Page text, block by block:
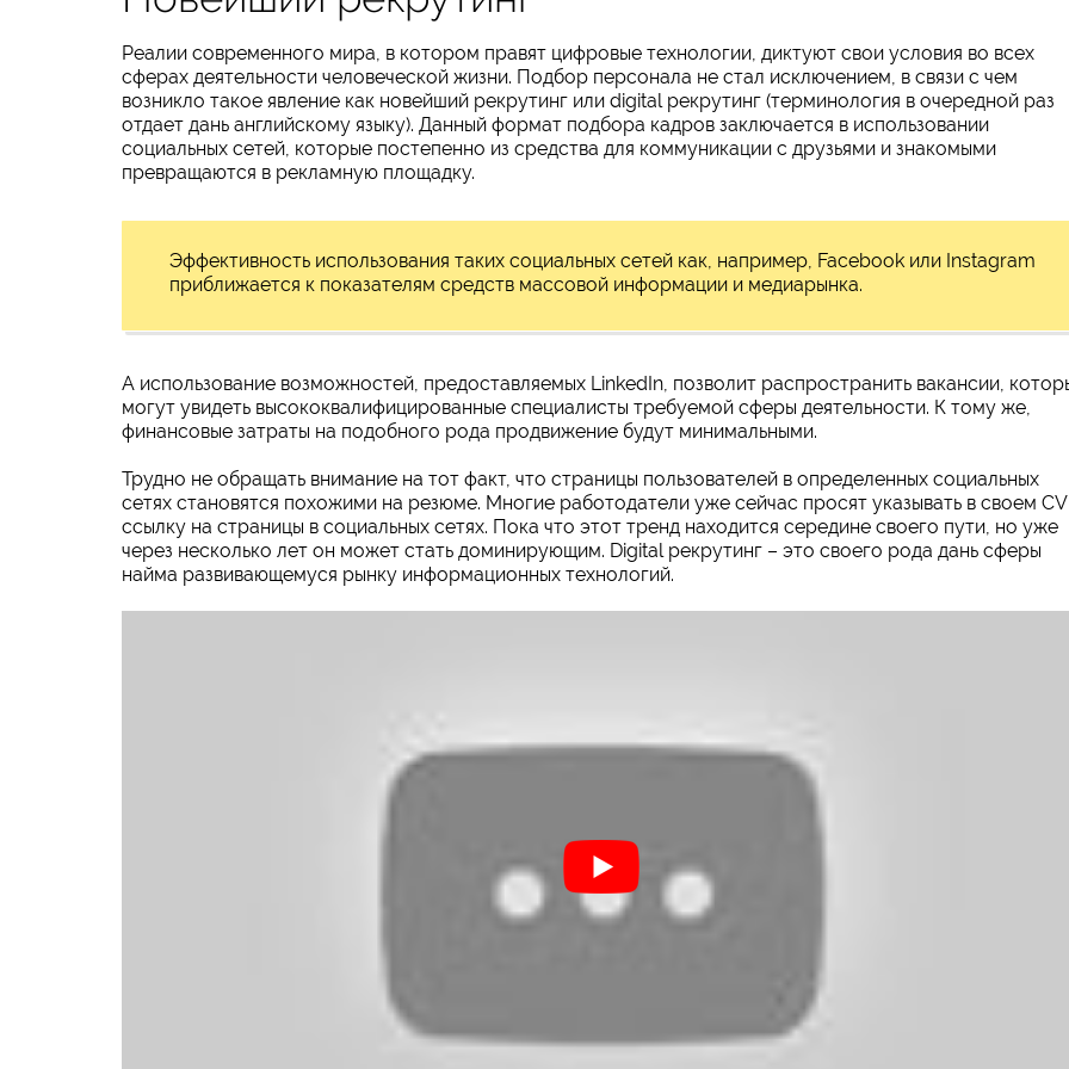
Реалии современного мира, в котором правят цифровые технологии, диктуют свои условия во всех
сферах деятельности человеческой жизни. Подбор персонала не стал исключением, в связи с чем
возникло такое явление как новейший рекрутинг или digital рекрутинг (терминология в очередной раз
отдает дань английскому языку). Данный формат подбора кадров заключается в использовании
социальных сетей, которые постепенно из средства для коммуникации с друзьями и знакомыми
превращаются в рекламную площадку.
Эффективность использования таких социальных сетей как, например, Facebook или Instagram
приближается к показателям средств массовой информации и медиарынка.
А использование возможностей, предоставляемых LinkedIn, позволит распространить вакансии,
могут увидеть высококвалифицированные специалисты требуемой сферы деятельности. К тому же,
финансовые затраты на подобного рода продвижение будут минимальными.
Трудно не обращать внимание на тот факт, что страницы пользователей в определенных социальных
сетях становятся похожими на резюме. Многие работодатели уже сейчас просят указывать в своем CV
ссылку на страницы в социальных сетях. Пока что этот тренд находится середине своего пути, но уже
через несколько лет он может стать доминирующим. Digital рекрутинг – это своего рода дань сферы
найма развивающемуся рынку информационных технологий.